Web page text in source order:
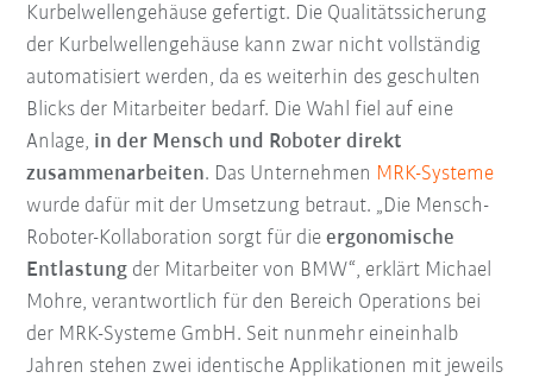
Kurbelwellengehäuse gefertigt. Die Qualitätssicherung
der Kurbelwellengehäuse kann zwar nicht vollständig
automatisiert werden, da es weiterhin des geschulten
Blicks der Mitarbeiter bedarf. Die Wahl fiel auf eine
Anlage, in der Mensch und Roboter direkt
zusammenarbeiten. Das Unternehmen MRK-Systeme
wurde dafür mit der Umsetzung betraut. „Die Mensch-
Roboter-Kollaboration sorgt für dieergonomische
Entlastung der Mitarbeiter von BMW“, erklärt Michael
Mohre, verantwortlich für den Bereich Operations bei
der MRK-Systeme GmbH. Seit nunmehr eineinhalb
Jahren stehen zwei identische Applikationen mit jeweils